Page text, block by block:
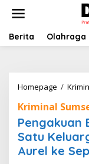
t
Berita Olahraga
Homepage /
Kriminal
Pengakuan
Satu
Aurel ke